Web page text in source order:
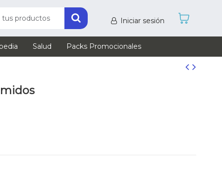
Iniciar sesión
Salud Packs Promocionales